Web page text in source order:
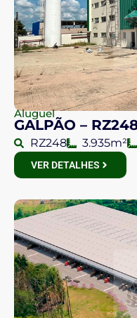
Aluguel
GALPÃO –
RZ248 3.935m²
VER DETALHES